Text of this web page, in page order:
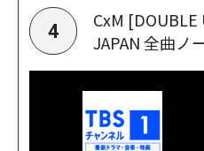
4
CxM [DOUBLE
JAPAN 全曲ノ